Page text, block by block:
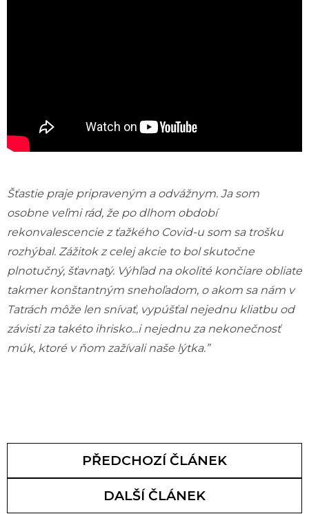
Šťastie praje pripraveným a odvážnym. Ja som
osobne veľmi rád, že po dlhom období
rekonvalescencie z ťažkého Covid-u som sa trošku
rozhýbal. Zážitok z celej akcie to bol skutočne
plnotučný, šťavnatý. Výhľad na okolité končiare obliate
takmer konštantným snehoľadom, o akom sa nám v
Tatrách môže len snívať, vypúšťal nejednu kliatbu od
závisti za takéto ihrisko...i nejednu za nekonečnosť
múk, ktoré v ňom zažívali naše lýtka.”
PŘEDCHOZÍ ČLÁNEK
DALŠÍ ČLÁNEK